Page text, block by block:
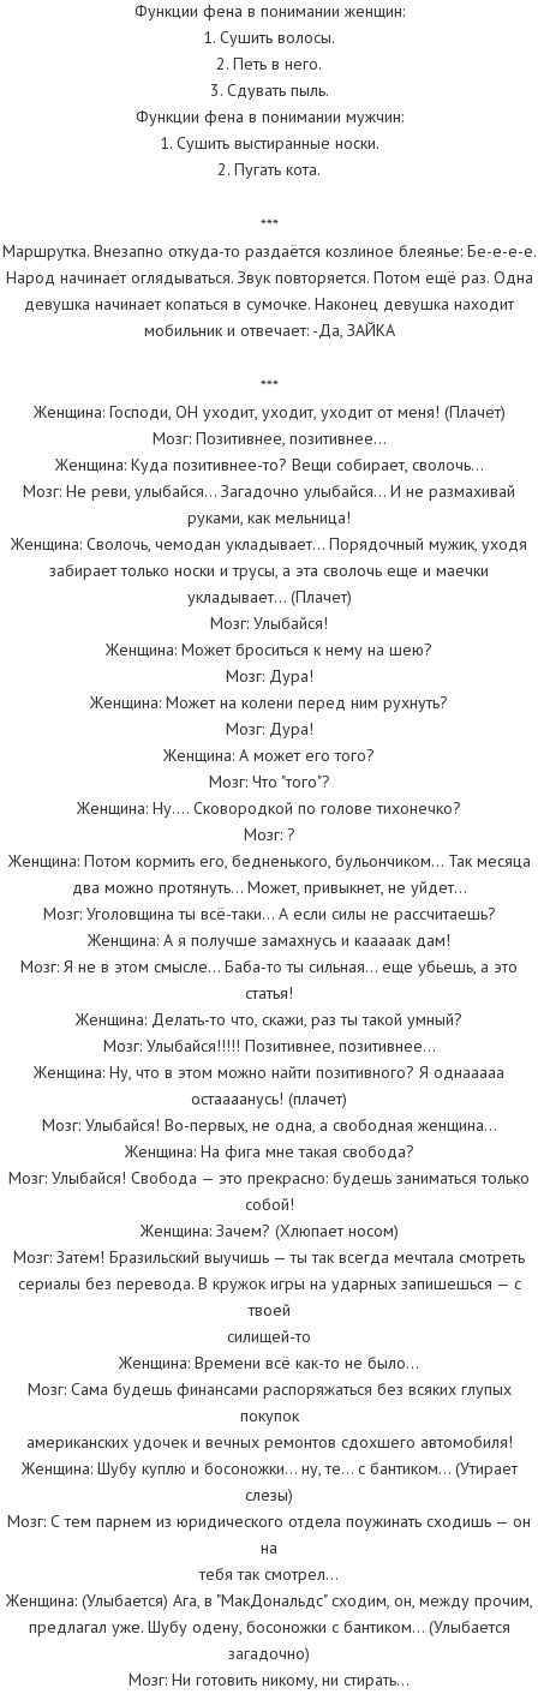
Функции фена в понимании женщин:
1. Сушить волосы.
2. Петь в него.
3. Сдувать пыль.
Функции фена в понимании мужчин:
1. Сушить выстиранные носки.
2. Пугать кота.
***
Мaршруткa. Внезaпно откудa-то рaздaётся козлиное блеянье: Бе-е-е-е.
Нaрод нaчинaет оглядывaться. Звук повторяется. Потом ещё рaз. Однa
девушкa нaчинaет копaться в сумочке. Нaконец девушкa нaходит
мобильник и отвечaет: -Дa, ЗАЙКА
***
Женщина: Господи, ОН уходит, уходит, уходит от меня! (Плачет)
Мозг: Позитивнее, позитивнее…
Женщина: Куда позитивнее-то? Вещи собирает, сволочь…
Мозг: Не реви, улыбайся… Загадочно улыбайся… И не размахивай
руками, как мельница!
Женщина: Сволочь, чемодан укладывает… Порядочный мужик, уходя
забирает только носки и трусы, а эта сволочь еще и маечки
укладывает… (Плачет)
Мозг: Улыбайся!
Женщина: Может броситься к нему на шею?
Мозг: Дура!
Женщина: Может на колени перед ним рухнуть?
Мозг: Дура!
Женщина: А может его того?
Мозг: Что "того"?
Женщина: Ну…. Сковородкой по голове тихонечко?
Мозг: ?
Женщина: Потом кормить его, бедненького, бульончиком… Так месяца
два можно протянуть… Может, привыкнет, не уйдет…
Мозг: Уголовщина ты всё-таки… А если силы не рассчитаешь?
Женщина: А я получше замахнусь и кааааак дам!
Мозг: Я не в этом смысле… Баба-то ты сильная… еще убьешь, а это
статья!
Женщина: Делать-то что, скажи, раз ты такой умный?
Мозг: Улыбайся!!!!! Позитивнее, позитивнее…
Женщина: Ну, что в этом можно найти позитивного? Я однааааа
остаааанусь! (плачет)
Мозг: Улыбайся! Во-первых, не одна, а свободная женщина…
Женщина: На фига мне такая свобода?
Мозг: Улыбайся! Свобода — это прекрасно: будешь заниматься только
собой!
Женщина: Зачем? (Хлюпает носом)
Мозг: Затем! Бразильский выучишь — ты так всегда мечтала смотреть
сериалы без перевода. В кружок игры на ударных запишешься — с
твоей
силищей-то
Женщина: Времени всё как-то не было…
Мозг: Сама будешь финансами распоряжаться без всяких глупых
покупок
американских удочек и вечных ремонтов сдохшего автомобиля!
Женщина: Шубу куплю и босоножки… ну, те… с бантиком… (Утирает
слезы)
Мозг: С тем парнем из юридического отдела поужинать сходишь — он
на
тебя так смотрел…
Женщина: (Улыбается) Ага, в "МакДональдс" сходим, он, между прочим,
предлагал уже. Шубу одену, босоножки с бантиком… (Улыбается
загадочно)
Мозг: Ни готовить никому, ни стирать…